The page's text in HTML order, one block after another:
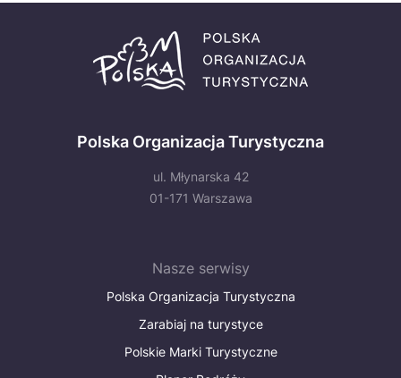
Polska Organizacja Turystyczna
ul. Młynarska 42
01-171 Warszawa
Nasze serwisy
Polska Organizacja Turystyczna
Zarabiaj na turystyce
Polskie Marki Turystyczne